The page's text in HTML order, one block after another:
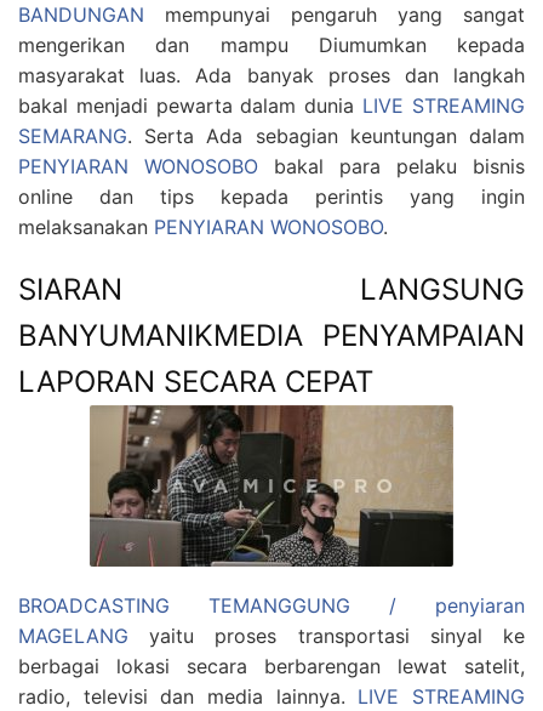
BANDUNGAN mempunyai pengaruh yang sangat
mengerikan dan mampu Diumumkan kepada
masyarakat luas. Ada banyak proses dan langkah
bakal menjadi pewarta dalam dunia LIVE STREAMING
SEMARANG. Serta Ada sebagian keuntungan dalam
PENYIARAN WONOSOBO bakal para pelaku bisnis
online dan tips kepada perintis yang ingin
melaksanakan PENYIARAN WONOSOBO.
SIARAN LANGSUNG
BANYUMANIKMEDIA PENYAMPAIAN
LAPORAN SECARA CEPAT
BROADCASTING TEMANGGUNG / penyiaran
MAGELANG yaitu proses transportasi sinyal ke
berbagai lokasi secara berbarengan lewat satelit,
radio, televisi dan media lainnya. LIVE STREAMING